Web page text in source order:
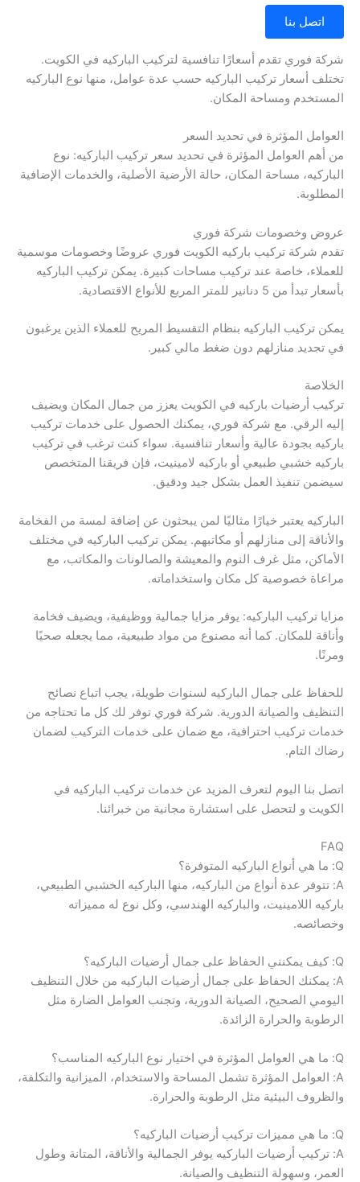
اتصل بنا
شركة فوري تقدم أسعارًا تنافسية لتركيب الباركيه في الكويت.
تختلف أسعار تركيب الباركيه حسب عدة عوامل، منها نوع الباركيه
المستخدم ومساحة المكان.
العوامل المؤثرة في تحديد السعر
من أهم العوامل المؤثرة في تحديد سعر تركيب الباركيه: نوع
الباركيه، مساحة المكان، حالة الأرضية الأصلية، والخدمات الإضافية
المطلوبة.
عروض وخصومات شركة فوري
تقدم شركة تركيب باركيه الكويت فوري عروضًا وخصومات موسمية
للعملاء، خاصة عند تركيب مساحات كبيرة. يمكن تركيب الباركيه
بأسعار تبدأ من 5 دنانير للمتر المربع للأنواع الاقتصادية.
يمكن تركيب الباركيه بنظام التقسيط المريح للعملاء الذين يرغبون
في تجديد منازلهم دون ضغط مالي كبير.
الخلاصة
تركيب أرضيات باركيه في الكويت يعزز من جمال المكان ويضيف
إليه الرقي. مع شركة فوري، يمكنك الحصول على خدمات تركيب
باركيه بجودة عالية وأسعار تنافسية. سواء كنت ترغب في تركيب
باركيه خشبي طبيعي أو باركيه لامينيت، فإن فريقنا المتخصص
سيضمن تنفيذ العمل بشكل جيد ودقيق.
الباركيه يعتبر خيارًا مثاليًا لمن يبحثون عن إضافة لمسة من الفخامة
والأناقة إلى منازلهم أو مكاتبهم. يمكن تركيب الباركيه في مختلف
الأماكن، مثل غرف النوم والمعيشة والصالونات والمكاتب، مع
مراعاة خصوصية كل مكان واستخداماته.
مزايا تركيب الباركيه: يوفر مزايا جمالية ووظيفية، ويضيف فخامة
وأناقة للمكان. كما أنه مصنوع من مواد طبيعية، مما يجعله صحيًا
ومرنًا.
للحفاظ على جمال الباركيه لسنوات طويلة، يجب اتباع نصائح
التنظيف والصيانة الدورية. شركة فوري توفر لك كل ما تحتاجه من
خدمات تركيب احترافية، مع ضمان على خدمات التركيب لضمان
رضاك التام.
اتصل بنا اليوم لتعرف المزيد عن خدمات تركيب الباركيه في
الكويت و لتحصل على استشارة مجانية من خبرائنا.
FAQ
Q: ما هي أنواع الباركيه المتوفرة؟
A: تتوفر عدة أنواع من الباركيه، منها الباركيه الخشبي الطبيعي،
باركيه اللامينيت، والباركيه الهندسي، وكل نوع له مميزاته
وخصائصه.
Q: كيف يمكنني الحفاظ على جمال أرضيات الباركيه؟
A: يمكنك الحفاظ على جمال أرضيات الباركيه من خلال التنظيف
اليومي الصحيح، الصيانة الدورية، وتجنب العوامل الضارة مثل
الرطوبة والحرارة الزائدة.
Q: ما هي العوامل المؤثرة في اختيار نوع الباركيه المناسب؟
A: العوامل المؤثرة تشمل المساحة والاستخدام، الميزانية والتكلفة،
والظروف البيئية مثل الرطوبة والحرارة.
Q: ما هي مميزات تركيب أرضيات الباركيه؟
A: تركيب أرضيات الباركيه يوفر الجمالية والأناقة، المتانة وطول
العمر، وسهولة التنظيف والصيانة.